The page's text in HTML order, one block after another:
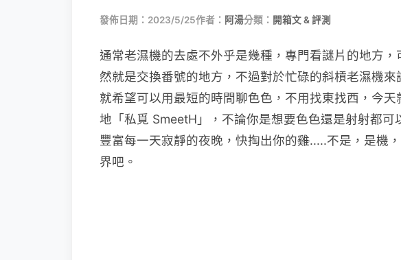
發佈日期：2023/5/25作者： 阿湯分類： 開箱文 & 評測
通常老濕機的去處不外乎是幾種，專門看謎片的地方
然就是交換番號的地方，不過對於忙碌的斜槓老濕機
就希望可以用最短的時間聊色色，不用找東找西，今
地「私覓 SmeetH」，不論你是想要色色還是射射都可
豐富每一天寂靜的夜晚，快掏出你的雞.....不是，是機
界吧。